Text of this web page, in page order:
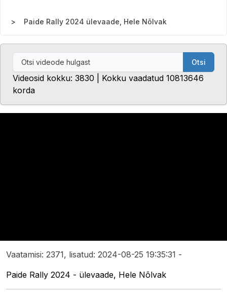
Paide Rally 2024 ülevaade, Hele Nõlvak
Otsi
Videosid kokku: 3830 | Kokku vaadatud 10813646
korda
Vaatamisi: 2371, lisatud: 2024-08-25 19:35:31 -
Paide Rally 2024 - ülevaade, Hele Nõlvak